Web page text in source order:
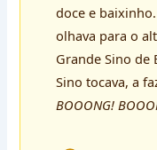
doce e
olhava para o
Grande Sino de
Sino tocava, a
BOOONG!